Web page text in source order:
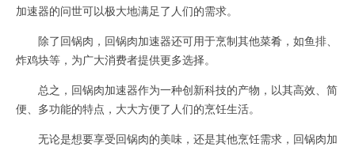
加速器的问世可以极大地满足了人们的需求。
除了回锅肉，回锅肉加速器还可用于烹制其他菜肴，如鱼排、
炸鸡块等，为广大消费者提供更多选择。
总之，回锅肉加速器作为一种创新科技的产物，以其高效、简
便、多功能的特点，大大方便了人们的烹饪生活。
无论是想要享受回锅肉的美味，还是其他烹饪需求，回锅肉加